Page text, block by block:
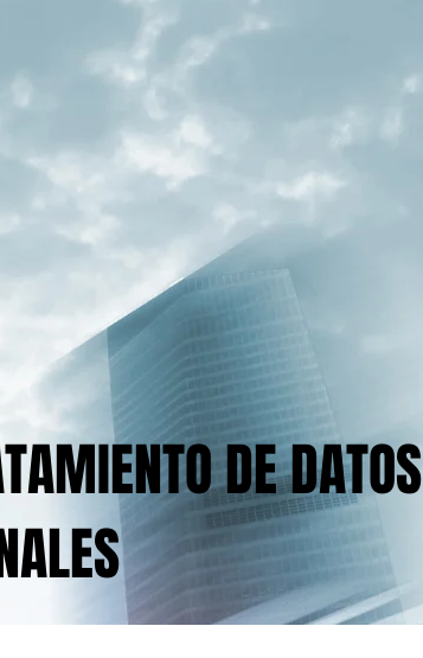
DE DATOS